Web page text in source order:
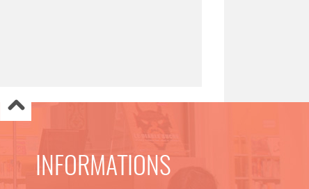
INFORMATIONS